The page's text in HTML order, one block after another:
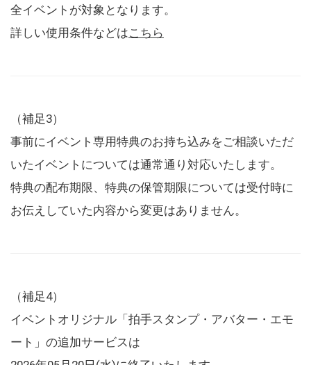
全イベントが対象となります。
詳しい使用条件などはこちら
（補足3）
事前にイベント専用特典のお持ち込みをご相談いただ
いたイベントについては通常通り対応いたします。
特典の配布期限、特典の保管期限については受付時に
お伝えしていた内容から変更はありません。
（補足4）
イベントオリジナル「拍手スタンプ・アバター・エモ
ート」の追加サービスは